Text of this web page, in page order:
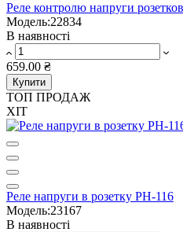
Реле контролю напруги
Модель:22834
В наявності
659.00 ₴
Купити
ТОП ПРОДАЖ
ХІТ
Реле напруги в розетку РН-116
Модель:23167
В наявності